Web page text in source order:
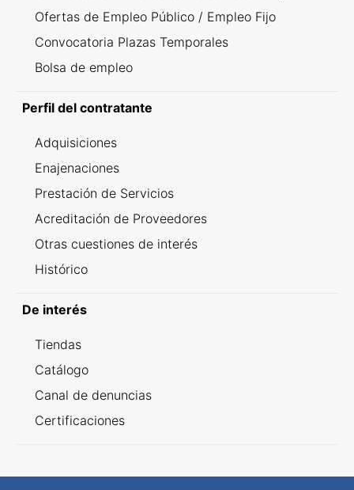
Ofertas de Empleo Público / Empleo Fijo
Convocatoria Plazas Temporales
Bolsa de empleo
Perfil del contratante
Adquisiciones
Enajenaciones
Prestación de Servicios
Acreditación de Proveedores
Otras cuestiones de interés
Histórico
De interés
Tiendas
Catálogo
Canal de denuncias
Certificaciones